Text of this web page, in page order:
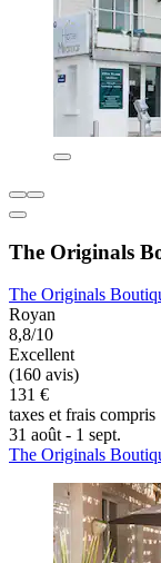
The Originals
The Originals
Royan
8,8/10
Excellent
(160 avis)
131 €
taxes et frais compris
31 août - 1 sept.
The Originals